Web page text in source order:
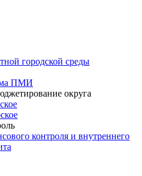
городской среды
ПМИ
округа
контроля и внутреннего